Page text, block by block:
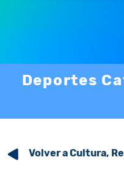
Deportes
Volver a Cultura,